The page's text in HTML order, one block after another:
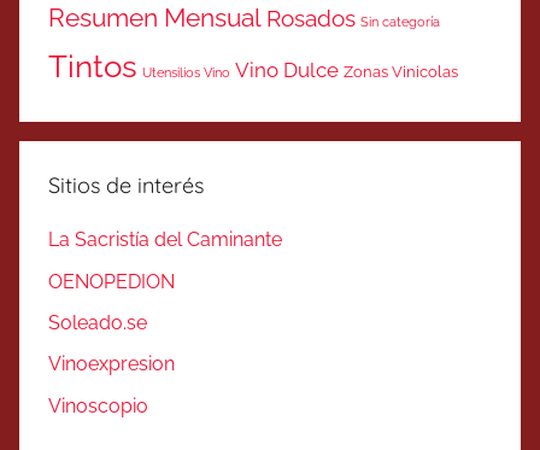
Resumen Mensual Rosados Sin categoría
Tintos Utensilios Vino Vino Dulce Zonas Vinicolas
Sitios de interés
La Sacristía del Caminante
OENOPEDION
Soleado.se
Vinoexpresion
Vinoscopio